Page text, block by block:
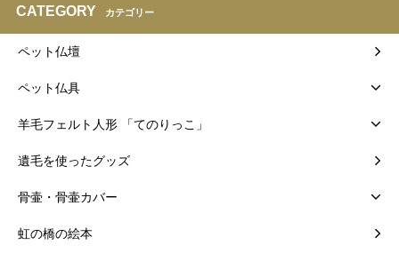
CATEGORY カテゴリー
ペット仏壇
ペット仏具
羊毛フェルト人形 「てのりっこ」
遺毛を使ったグッズ
骨壷・骨壷カバー
虹の橋の絵本